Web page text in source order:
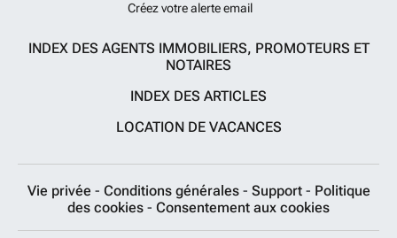
Créez votre alerte email
INDEX DES AGENTS IMMOBILIERS, PROMOTEURS ET
NOTAIRES
INDEX DES ARTICLES
LOCATION DE VACANCES
Vie privée - Conditions générales - Support - Politique
des cookies - Consentement aux cookies